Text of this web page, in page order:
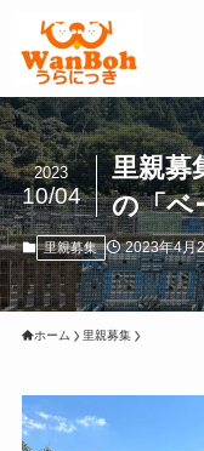
里親
の「ベ
2023
10/04
里親募集 2023年4月
ホーム 里親募集